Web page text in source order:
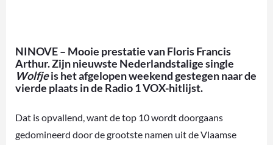
NINOVE – Mooie prestatie van Floris Francis
Arthur. Zijn nieuwste Nederlandstalige single
Wolfjeis het afgelopen weekend gestegen naar de
vierde plaats in de Radio 1 VOX-hitlijst.
Dat is opvallend, want de top 10 wordt doorgaans
gedomineerd door de grootste namen uit de Vlaamse